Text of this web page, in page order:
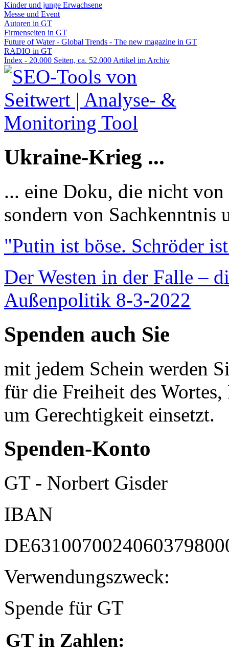
Kinder und junge Erwachsene
Messe und Event
Autoren in GT
Firmenseiten in GT
Future of Water - Global Trends - The new magazine in GT
RADIO in GT
Index - 20.000 Seiten, ca. 52.000 Artikel im Archiv
Ukraine-Krieg ...
... eine Doku, die nicht
sondern von Sachkenntnis
"Putin ist böse. Schröder
Der Westen in der Falle –
Außenpolitik 8-3-2022
Spenden auch Sie
mit jedem Schein werden
für die Freiheit des
um Gerechtigkeit einsetzt.
Spenden-Konto
GT - Norbert Gisder
IBAN
Verwendungszweck:
Spende für GT
GT in Zahlen: